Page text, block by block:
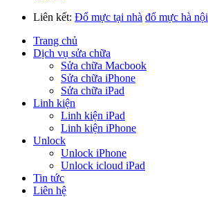
Liên kết: Đổ mực tại nhà đổ mực hà nội
Trang chủ
Dịch vụ sửa chữa
Sửa chữa Macbook
Sửa chữa iPhone
Sửa chữa iPad
Linh kiện
Linh kiện iPad
Linh kiện iPhone
Unlock
Unlock iPhone
Unlock icloud iPad
Tin tức
Liên hệ